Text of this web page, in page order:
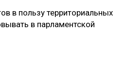
в пользу территориальных
в парламентской